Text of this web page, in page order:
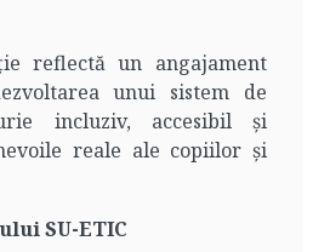
reflectă un angajament
unui sistem de
incluziv, accesibil și
reale ale copiilor și
SU-ETIC